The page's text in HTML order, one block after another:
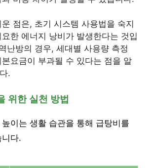
점은, 초기 시스템 사용법을 숙지
한 에너지 낭비가 발생한다는 것입
난방의 경우, 세대별 사용량 측정
요금이 부과될 수 있다는 점을 알
.
위한 실천 방법
이는 생활 습관을 통해 급탕비를
다.